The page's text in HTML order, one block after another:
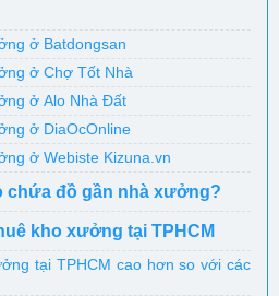
ở Batdongsan
ở Chợ Tốt Nhà
ở Alo Nhà Đất
ở DiaOcOnline
ở Webiste Kizuna.vn
chứa đồ gần nhà xưởng?
kho xưởng tại TPHCM
tại TPHCM cao hơn so với các